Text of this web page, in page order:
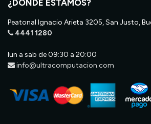
¿DÓNDE ESTAMOS?
Peatonal Ignacio Arieta 3205, San Justo,
4441 1280
lun a sab de 09:30 a 20:00
info@ultracomputacion.com